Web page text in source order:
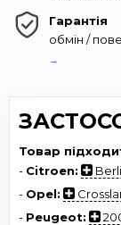
Гарантія
обмін /
→
Товар
- Citroen:
- Opel:
- Peugeot: